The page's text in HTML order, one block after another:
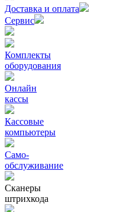
Доставка и оплата
Сервис
Комплекты
оборудования
Онлайн
кассы
Кассовые
компьютеры
Само-
обслуживание
Сканеры
штрихкода